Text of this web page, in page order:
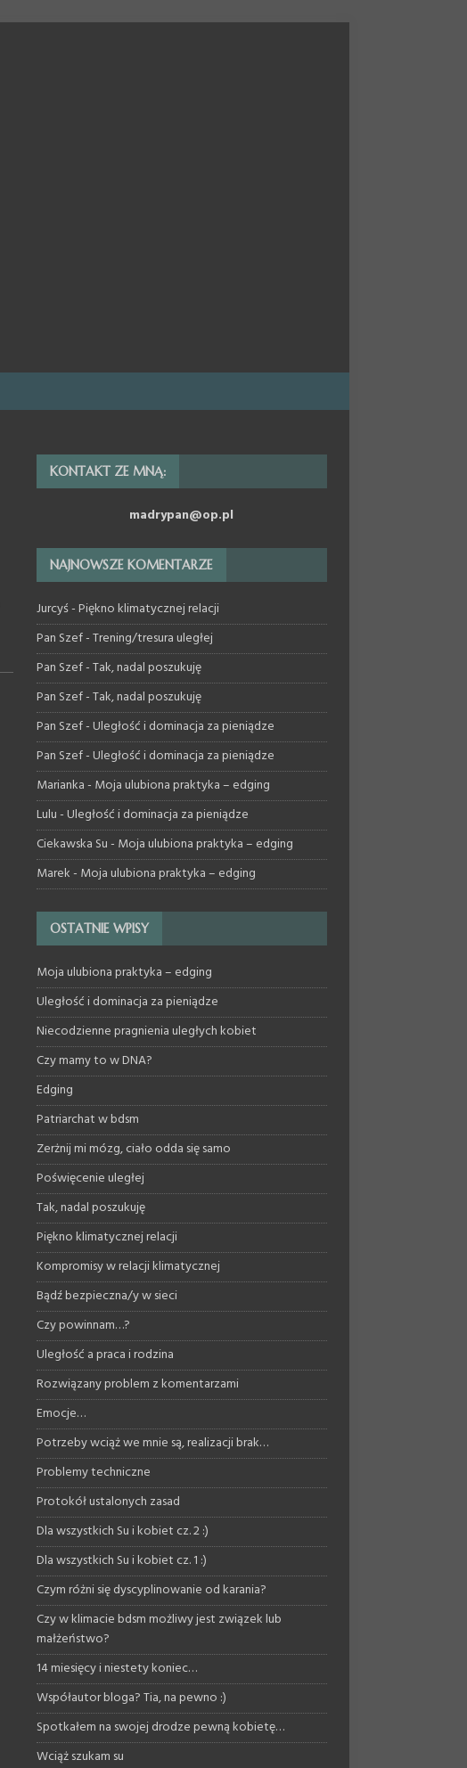
KONTAKT ZE MNĄ:
madrypan@op.pl
NAJNOWSZE KOMENTARZE
Jurcyś-Piękno klimatycznej relacji
Pan Szef-Trening/tresura uległej
Pan Szef-Tak, nadal poszukuję
Pan Szef-Tak, nadal poszukuję
Pan Szef-Uległość i dominacja za pieniądze
Pan Szef-Uległość i dominacja za pieniądze
Marianka- Moja ulubiona praktyka – edging
Lulu-Uległość i dominacja za pieniądze
Ciekawska Su- Moja ulubiona praktyka – edging
Marek- Moja ulubiona praktyka – edging
OSTATNIE WPISY
Moja ulubiona praktyka – edging
Uległość i dominacja za pieniądze
Niecodzienne pragnienia uległych kobiet
Czy mamy to w DNA?
Edging
Patriarchat w bdsm
Zerżnij mi mózg, ciało odda się samo
Poświęcenie uległej
Tak, nadal poszukuję
Piękno klimatycznej relacji
Kompromisy w relacji klimatycznej
Bądź bezpieczna/y w sieci
Czy powinnam…?
Uległość a praca i rodzina
Rozwiązany problem z komentarzami
Emocje…
Potrzeby wciąż we mnie są, realizacji brak…
Problemy techniczne
Protokół ustalonych zasad
Dla wszystkich Su i kobiet cz. 2 :)
Dla wszystkich Su i kobiet cz. 1 :)
Czym różni się dyscyplinowanie od karania?
Czy w klimacie bdsm możliwy jest związek lub
małżeństwo?
14 miesięcy i niestety koniec…
Współautor bloga? Tia, na pewno :)
Spotkałem na swojej drodze pewną kobietę…
Wciąż szukam su